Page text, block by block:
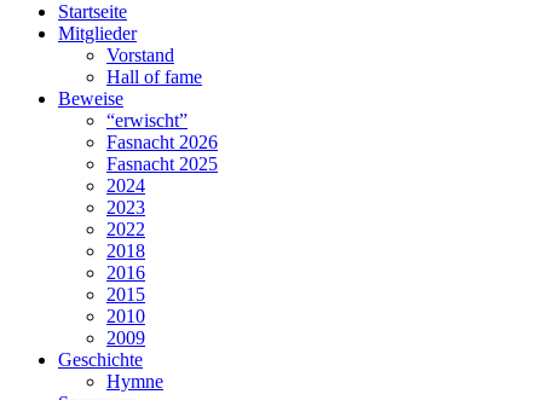
Startseite
Mitglieder
Vorstand
Hall of fame
Beweise
“erwischt”
Fasnacht 2026
Fasnacht 2025
2024
2023
2022
2018
2016
2015
2010
2009
Geschichte
Hymne